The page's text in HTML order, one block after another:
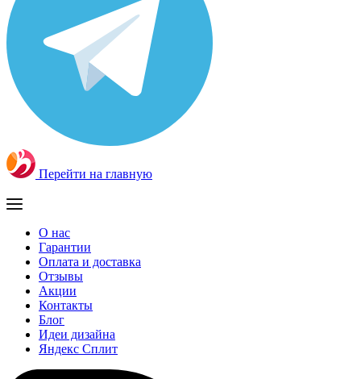
Перейти на главную
О нас
Гарантии
Оплата и доставка
Отзывы
Акции
Контакты
Блог
Идеи дизайна
Яндекс Сплит